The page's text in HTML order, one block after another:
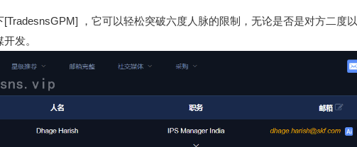
[TradesnsGPM] ，它可以轻松突破六度人脉的限制，无论是否是对方二度
发。